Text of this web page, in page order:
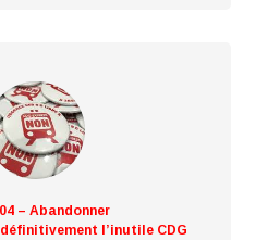
– Abandonner
l’inutile CDG